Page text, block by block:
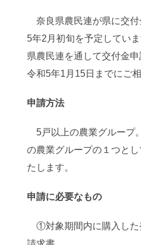
奈良県農民連が県に交付
5年2月初旬を予定してい
県農民連を通して交付金申
令和5年1月15日までにご
申請方法
5戸以上の農業グループ
の農業グループの１つと
たします。
申請に必要なもの
①対象期間内に購入した